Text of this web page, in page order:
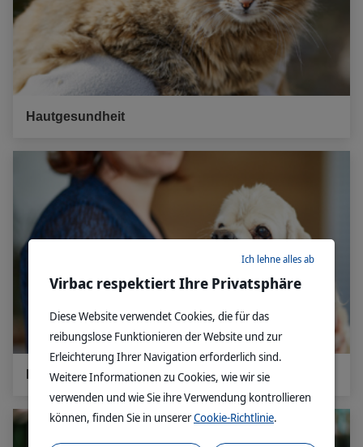
Hautgesundheit
Hunde und Katzen shampoonieren. Warum?
Virbac respektiert Ihre Privatsphäre
Diese Website verwendet Cookies, die für das
reibungslose Funktionieren der Website und zur
Erleichterung Ihrer Navigation erforderlich sind.
Weitere Informationen zu Cookies, wie wir sie
verwenden und wie Sie ihre Verwendung kontrollieren
können, finden Sie in unsererCookie-Richtlinie.
Ich lehne alles ab